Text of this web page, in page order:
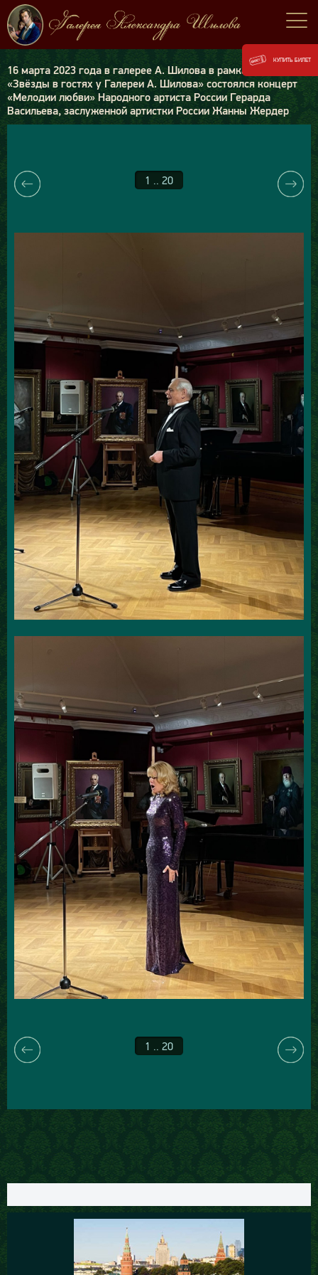
16 марта 2023 года в галерее А. Шилова в рамках цикла
«Звёзды в гостях у Галереи А. Шилова» состоялся концерт
«Мелодии любви» Народного артиста России Герарда
Васильева, заслуженной артистки России Жанны Жердер
1 .. 20
1 .. 20
КУПИТЬ БИЛЕТ